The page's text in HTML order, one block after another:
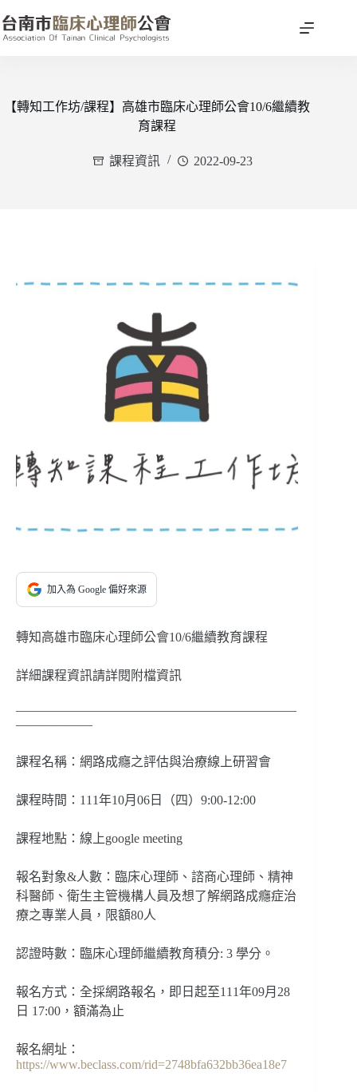
至
【轉知工作坊/課程】高雄市臨床心理師公會10/6繼續教
育課程
課程資訊 2022-09-23
加入為 Google 偏好來源
轉知高雄市臨床心理師公會10/6繼續教育課程
詳細課程資訊請詳閱附檔資訊
——————————————————————
——————
課程名稱：網路成癮之評估與治療線上研習會
課程時間：111年10月06日（四）9:00-12:00
課程地點：線上google meeting
報名對象&人數：臨床心理師、諮商心理師、精神
科醫師、衛生主管機構人員及想了解網路成癮症治
療之專業人員，限額80人
認證時數：臨床心理師繼續教育積分: 3 學分。
報名方式：全採網路報名，即日起至111年09月28
日 17:00，額滿為止
報名網址：
https://www.beclass.com/rid=2748bfa632bb36ea18e7